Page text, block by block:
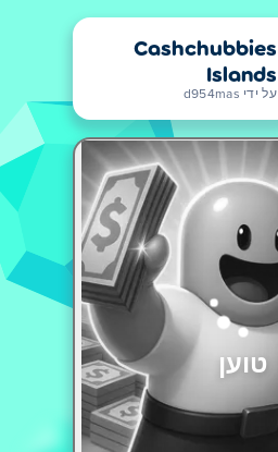
Cashchubbies
Islands
על ידי d954mas
טוען